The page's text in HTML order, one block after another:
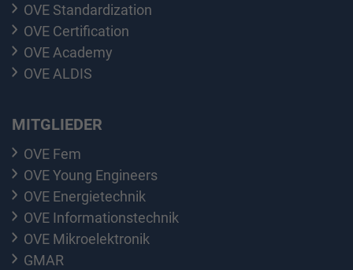
OVE Standardization
OVE Certification
OVE Academy
OVE ALDIS
MITGLIEDER
OVE Fem
OVE Young Engineers
OVE Energietechnik
OVE Informationstechnik
OVE Mikroelektronik
GMAR